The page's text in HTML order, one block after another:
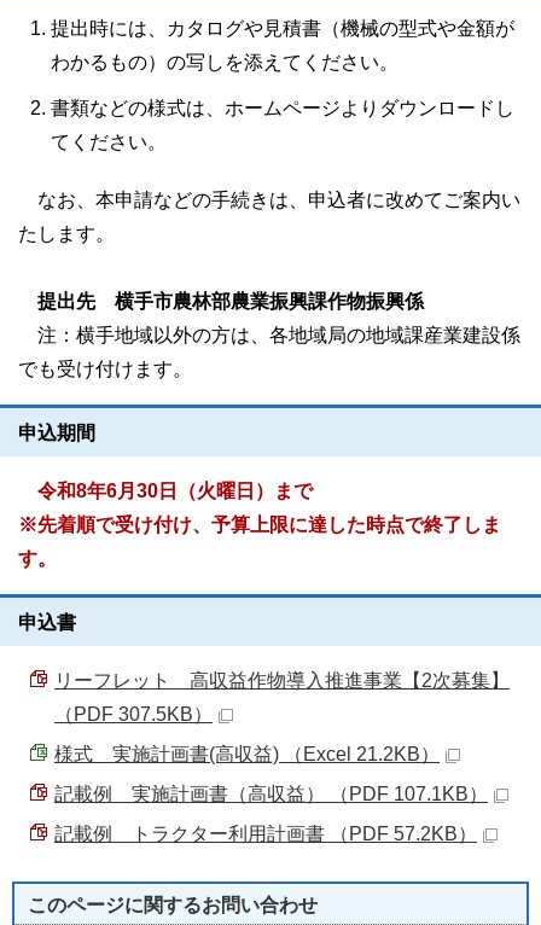
提出時には、カタログや見積書（機械の型式や金額が
わかるもの）の写しを添えてください。
書類などの様式は、ホームページよりダウンロードし
てください。
なお、本申請などの手続きは、申込者に改めてご案内い
たします。
提出先 横手市農林部農業振興課作物振興係
注：横手地域以外の方は、各地域局の地域課産業建設係
でも受け付けます。
申込期間
令和8年6月30日（火曜日）まで
※先着順で受け付け、予算上限に達した時点で終了しま
す。
申込書
リーフレット 高収益作物導入推進事業【2次募集】
（PDF 307.5KB）
様式＿実施計画書(高収益) （Excel 21.2KB）
記載例＿実施計画書（高収益） （PDF 107.1KB）
記載例＿トラクター利用計画書 （PDF 57.2KB）
このページに関するお問い合わせ